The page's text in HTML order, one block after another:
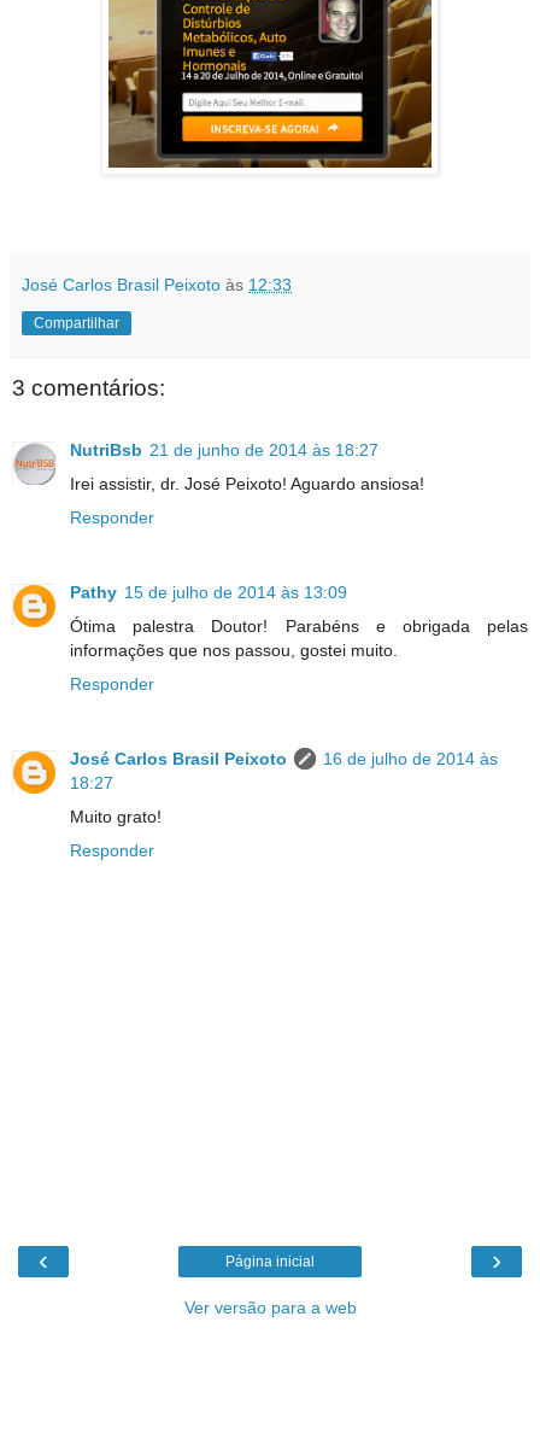
José Carlos Brasil Peixoto às 12:33
Compartilhar
3 comentários:
NutriBsb 21 de junho de 2014 às 18:27
Irei assistir, dr. José Peixoto! Aguardo ansiosa!
Responder
Pathy 15 de julho de 2014 às 13:09
Ótima palestra Doutor! Parabéns e obrigada pelas
informações que nos passou, gostei muito.
Responder
José Carlos Brasil Peixoto
16 de julho de 2014 às
18:27
Muito grato!
Responder
‹ ›
Página inicial
Ver versão para a web